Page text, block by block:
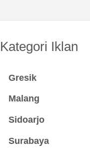
Kategori Iklan
Gresik
Malang
Sidoarjo
Surabaya